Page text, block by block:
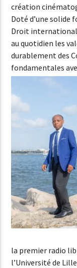
création
Doté d’une solide
Droit international
au quotidien les
durablement des
fondamentales
la premier radio
l’Université de